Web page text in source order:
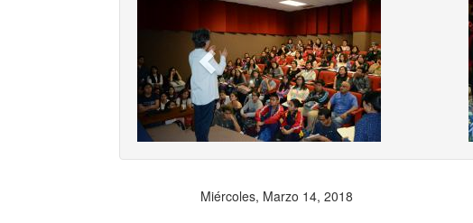
Previous
Miércoles, Marzo 14, 2018